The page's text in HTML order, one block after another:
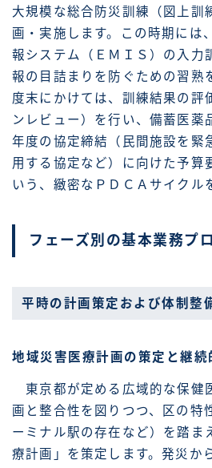
大規模な総合防災訓練（図上訓
画・実施します。この時期には
報システム（ＥＭＩＳ）の入力
報の目詰まりを防ぐための習熟
度末にかけては、訓練結果の評
ンレビュー）を行い、備蓄医薬
年度の協定締結（民間施設を緊
用する協定など）に向けた予算
いう、緻密なＰＤＣＡサイクル
フェーズ別の基本業務プ
平時の計画策定および体制整
地域災害医療計画の策定と継続
東京都が定める広域的な保健
画と整合性を図りつつ、区の特
ーミナル駅の存在など）を踏ま
療計画」を策定します。発災か